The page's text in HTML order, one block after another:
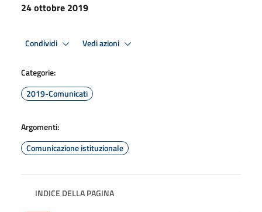
24 ottobre 2019
Condividi Vedi azioni
Categorie:
2019-Comunicati
Argomenti:
Comunicazione istituzionale
INDICE DELLA PAGINA